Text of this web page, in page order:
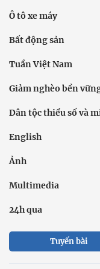
Ô tô xe máy
Bất động sản
Tuần Việt Nam
Giảm nghèo bền
Dân tộc thiểu số và
English
Ảnh
Multimedia
24h qua
Tuyến bài